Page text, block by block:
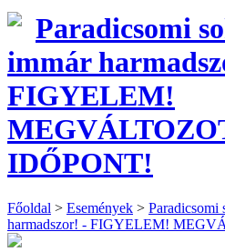
Paradicsomi
immár
FIGYELEM!
IDŐPONT!
Főoldal > Események > Paradicsomi
harmadszor! - FIGYELEM!